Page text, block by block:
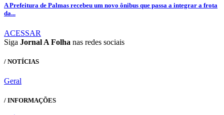
A Prefeitura de Palmas recebeu um novo ônibus que passa a integrar a frota
da...
ACESSAR
Siga Jornal A Folha nas redes sociais
/ NOTÍCIAS
Geral
/ INFORMAÇÕES